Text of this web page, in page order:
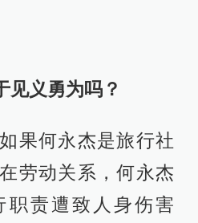
见义勇为吗？
果何永杰是旅行社
劳动关系，何永杰
职责遭致人身伤害